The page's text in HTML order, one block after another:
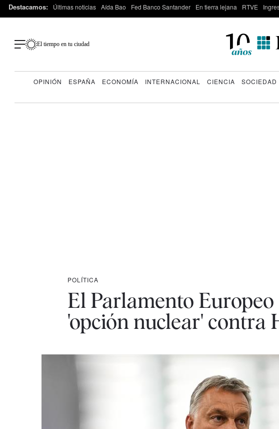
Destacamos: Últimas noticias Aída Bao Fed Banco Santander En tierra lejana RTVE
El tiempo en tu ciudad
OPINIÓN ESPAÑA ECONOMÍA INTERNACIONAL CIENCIA SOCIEDAD
POLÍTICA
El Parlamento
'opción nuclear' contra